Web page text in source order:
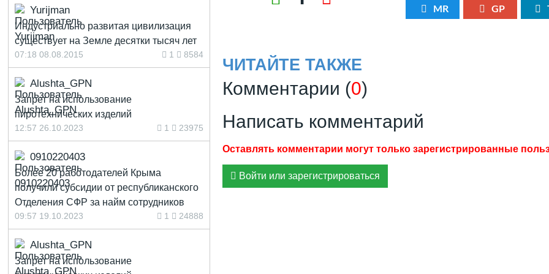
MR GP
ЧИТАЙТЕ ТАКЖЕ
Комментарии (0)
Написать комментарий
Войти или зарегистрироваться
Yurijman
Индустриально развитая цивилизация
существует на Земле десятки тысяч лет
07:18 08.08.2015 1 8584
Alushta_GPN
Запрет на использование
пиротехнических изделий
12:57 26.10.2023 1 23975
0910220403
Более 20 работодателей Крыма
получили субсидии от республиканского
Отделения СФР за найм сотрудников
09:57 19.10.2023 1 24888
Alushta_GPN
Запрет на использование